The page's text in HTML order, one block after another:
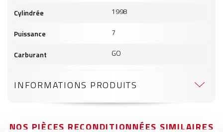
Cylindrée 1998
Puissance 7
Carburant GO
INFORMATIONS PRODUITS
NOS PIÈCES RECONDITIONNÉES SIMILAIRES